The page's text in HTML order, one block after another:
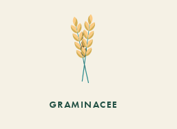
GRAMINACEE